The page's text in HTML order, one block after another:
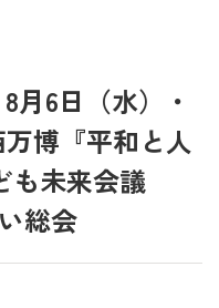
月6日（水）・
博『平和と人
も未来会議
総会